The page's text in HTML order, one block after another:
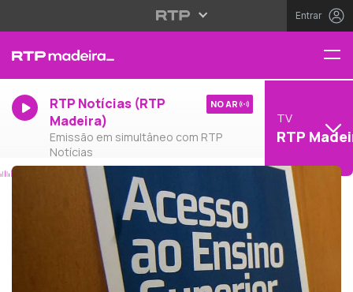
Entrar
RTP Notícias (RTP
Madeira)
Emissão em simultâneo com RTP
Notícias
NO AR
TV
RTP